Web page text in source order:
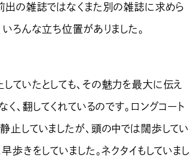
出の雑誌ではなくまた別の雑誌に求めら
ろんな立ち位置がありました。
ていたとしても、その魅力を最大に伝え
、翻してくれているのです。ロングコート
止していましたが、頭の中では闊歩してい
歩きをしていました。ネクタイもしていまし